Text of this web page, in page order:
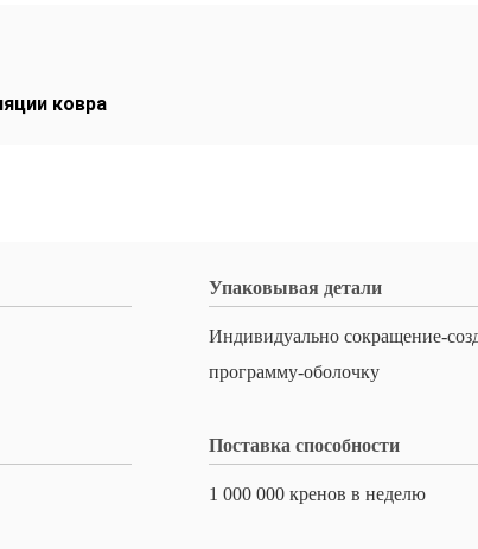
ковра
Упаковывая детали
Индивидуально сокращение-
программу-оболочку
Поставка способности
1 000 000 кренов в неделю